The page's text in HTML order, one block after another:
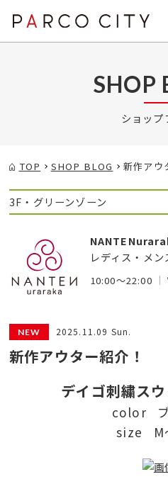
SHOP
ショップ
TOP SHOP BLOG 新作アウ
3F・グリーンゾーン
レディス・メン
10:00～22:00
2025.11.09 Sun.
新作アウター紹介！
デイゴ刺繍ス
color ブ
size M